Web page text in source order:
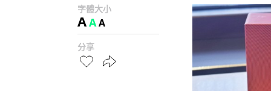
字體大小
AAA
分享